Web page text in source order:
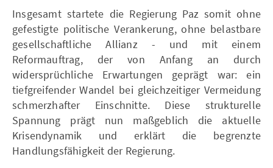
Insgesamt startete die Regierung Paz somit ohne
gefestigte politische Verankerung, ohne belastbare
gesellschaftliche Allianz - und mit einem
Reformauftrag, der von Anfang an durch
widersprüchliche Erwartungen geprägt war: ein
tiefgreifender Wandel bei gleichzeitiger Vermeidung
schmerzhafter Einschnitte. Diese strukturelle
Spannung prägt nun maßgeblich die aktuelle
Krisendynamik und erklärt die begrenzte
Handlungsfähigkeit der Regierung.